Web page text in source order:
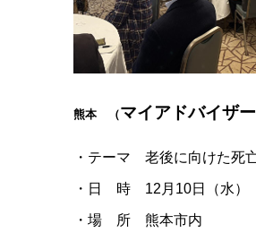
熊本 （マイアドバイザ
・テーマ 老後に向けた死
・日 時 12月10日（水）
・場 所 熊本市内